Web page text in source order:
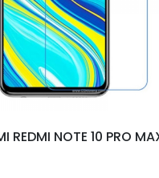
REDMI NOTE 10 PRO